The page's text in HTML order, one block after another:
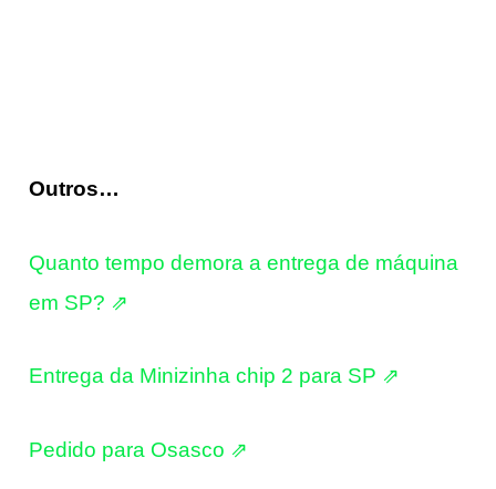
Outros…
Quanto tempo demora a entrega de máquina
em SP? ⇗
Entrega da Minizinha chip 2 para SP ⇗
Pedido para Osasco ⇗